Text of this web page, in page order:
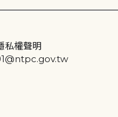
私權聲明